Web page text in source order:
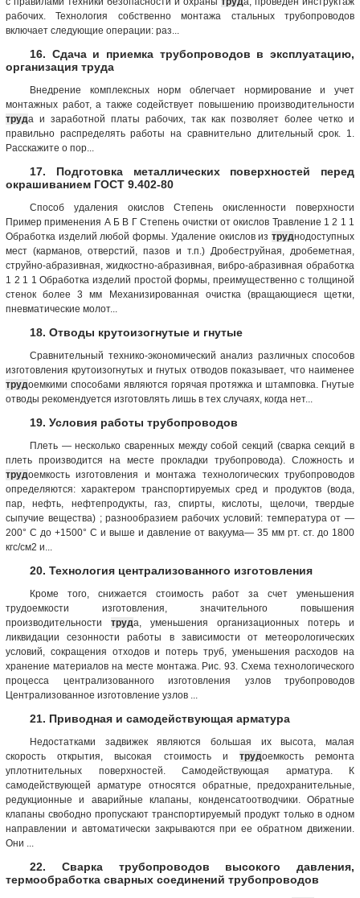
рабочих. Технология собственно монтажа стальных трубопроводов
включает следующие операции: раз...
16. Сдача и приемка трубопроводов в эксплуатацию,
организация труда
Внедрение комплексных норм облегчает нормирование и учет
монтажных работ, а также содействует повышению производительности
труда и заработной платы рабочих, так как позволяет более четко и
правильно распределять работы на сравнительно длительный срок. 1.
Расскажите о пор...
17. Подготовка металлических поверхностей перед
окрашиванием ГОСТ 9.402-80
Способ удаления окислов Степень окисленности поверхности
Пример применения А Б В Г Степень очистки от окислов Травление 1 2 1 1
Обработка изделий любой формы. Удаление окислов из труднодоступных
мест (карманов, отверстий, пазов и т.п.) Дробеструйная, дробеметная,
струйно-абразивная, жидкостно-абразивная, вибро-абразивная обработка
1 2 1 1 Обработка изделий простой формы, преимущественно с толщиной
стенок более 3 мм Механизированная очистка (вращающиеся щетки,
пневматические молот...
18. Отводы крутоизогнутые и гнутые
Сравнительный технико-экономический анализ различных способов
изготовления крутоизогнутых и гнутых отводов показывает, что наименее
трудоемкими способами являются горячая протяжка и штамповка. Гнутые
отводы рекомендуется изготовлять лишь в тех случаях, когда нет...
19. Условия работы трубопроводов
Плеть — несколько сваренных между собой секций (сварка секций в
плеть производится на месте прокладки трубопровода). Сложность и
трудоемкость изготовления и монтажа технологических трубопроводов
определяются: характером транспортируемых сред и продуктов (вода,
пар, нефть, нефтепродукты, газ, спирты, кислоты, щелочи, твердые
сыпучие вещества) ; разнообразием рабочих условий: температура от —
200° С до +1500° С и выше и давление от вакуума— 35 мм рт. ст. до 1800
кгс/см2 и...
20. Технология централизованного изготовления
Кроме того, снижается стоимость работ за счет уменьшения
трудоемкости изготовления, значительного повышения
производительности труда, уменьшения организационных потерь и
ликвидации сезонности работы в зависимости от метеорологических
условий, сокращения отходов и потерь труб, уменьшения расходов на
хранение материалов на месте монтажа. Рис. 93. Схема технологического
процесса централизованного изготовления узлов трубопроводов
Централизованное изготовление узлов ...
21. Приводная и самодействующая арматура
Недостатками задвижек являются большая их высота, малая
скорость открытия, высокая стоимость и трудоемкость ремонта
уплотнительных поверхностей. Самодействующая арматура. К
самодействующей арматуре относятся обратные, предохранительные,
редукционные и аварийные клапаны, конденсатоотводчики. Обратные
клапаны свободно пропускают транспортируемый продукт только в одном
направлении и автоматически закрываются при ее обратном движении.
Они ...
22. Сварка трубопроводов высокого давления,
термообработка сварных соединений трубопроводов